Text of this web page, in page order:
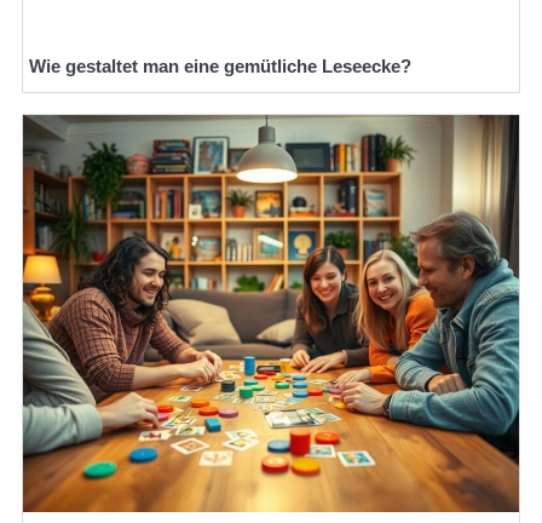
Wie gestaltet man eine gemütliche Leseecke?